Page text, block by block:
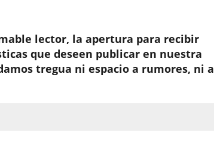
lector, la apertura para recibir
que deseen publicar en nuestra
tregua ni espacio a rumores, ni a